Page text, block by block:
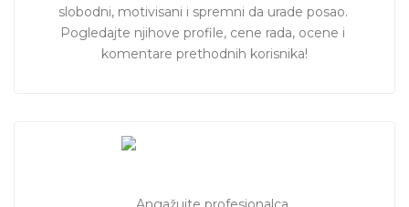
slobodni, motivisani i spremni da urade posao.
Pogledajte njihove profile, cene rada, ocene i
komentare prethodnih korisnika!